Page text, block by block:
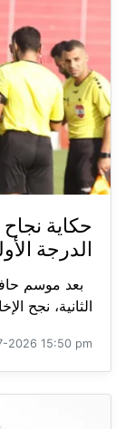
حكاية
الدرجة
بعد موسم
الثانية، نجح
2026 15:50 pm